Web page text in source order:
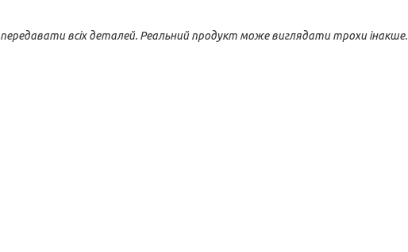
всіх деталей. Реальний продукт може виглядати трохи інакше.